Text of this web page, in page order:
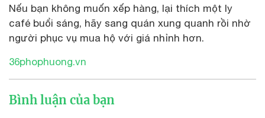
Nếu bạn không muốn xếp hàng, lại thích một ly
café buổi sáng, hãy sang quán xung quanh rồi nhờ
người phục vụ mua hộ với giá nhỉnh hơn.
36phophuong.vn
Bình luận của bạn